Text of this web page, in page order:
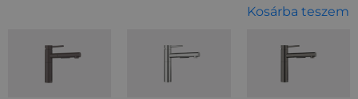
Kosárba teszem